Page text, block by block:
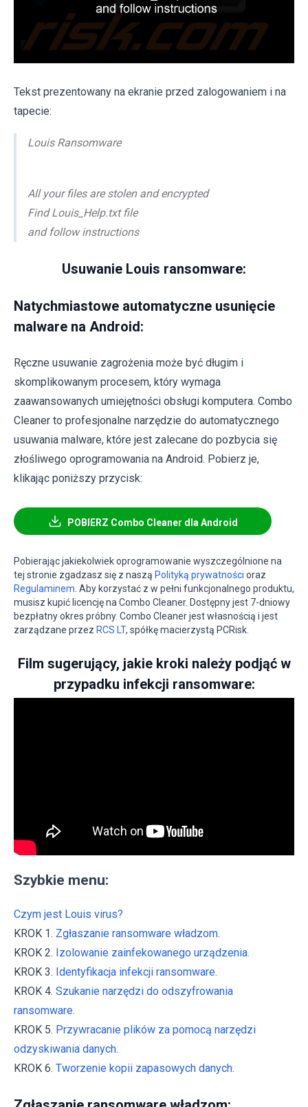
Tekst prezentowany na ekranie przed zalogowaniem i na
tapecie:
Louis Ransomware
All your files are stolen and encrypted
Find Louis_Help.txt file
and follow instructions
Usuwanie Louis ransomware:
Natychmiastowe automatyczne usunięcie
malware na Android:
Ręczne usuwanie zagrożenia może być długim i
skomplikowanym procesem, który wymaga
zaawansowanych umiejętności obsługi komputera. Combo
Cleaner to profesjonalne narzędzie do automatycznego
usuwania malware, które jest zalecane do pozbycia się
złośliwego oprogramowania na Android. Pobierz je,
klikając poniższy przycisk:
POBIERZ Combo Cleaner dla Android
Pobierając jakiekolwiek oprogramowanie wyszczególnione na
tej stronie zgadzasz się z naszą Polityką prywatności oraz
Regulaminem . Aby korzystać z w pełni funkcjonalnego produktu,
musisz kupić licencję na Combo Cleaner. Dostępny jest 7-dniowy
bezpłatny okres próbny. Combo Cleaner jest własnością i jest
zarządzane przez RCS LT, spółkę macierzystą PCRisk.
Film sugerujący, jakie kroki należy podjąć w
przypadku infekcji ransomware:
Szybkie menu:
Czym jest Louis virus?
KROK 1. Zgłaszanie ransomware władzom.
KROK 2. Izolowanie zainfekowanego urządzenia.
KROK 3. Identyfikacja infekcji ransomware.
KROK 4. Szukanie narzędzi do odszyfrowania
ransomware.
KROK 5. Przywracanie plików za pomocą narzędzi
odzyskiwania danych.
KROK 6. Tworzenie kopii zapasowych danych.